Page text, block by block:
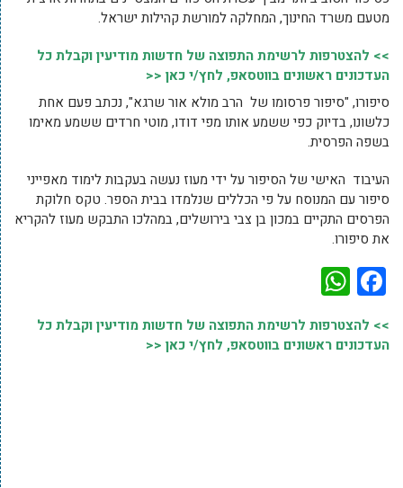
מטעם משרד החינוך, המחלקה למורשת קהילות ישראל.
>> להצטרפות לרשימת התפוצה של חדשות מודיעין וקבלת כל
העדכונים ראשונים בווטסאפ, לחץ/י כאן <<
סיפורו, "סיפור פרסומו של הרב מולא אור שרגא", נכתב פעם אחת
כלשונו, בדיוק כפי ששמע אותו מפי דודו, מוטי חרדים ששמע מאימו
בשפה הפרסית.
העיבוד האישי של הסיפור על ידי מעוז נעשה בעקבות לימוד מאפייני
סיפור עם המנוסח על פי הכללים שנלמדו בבית הספר. טקס חלוקת
הפרסים התקיים במכון בן צבי בירושלים, במהלכו התבקש מעוז להקריא
את סיפורו.
Facebook
>> להצטרפות לרשימת התפוצה של חדשות מודיעין וקבלת כל
העדכונים ראשונים בווטסאפ, לחץ/י כאן <<